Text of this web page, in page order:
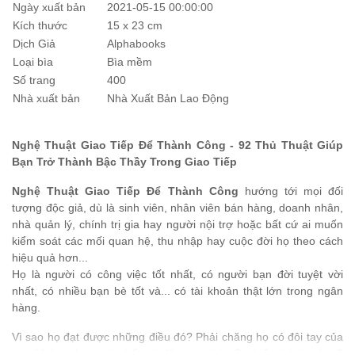
Ngày xuất bản
2021-05-15 00:00:00
Kích thước
15 x 23 cm
Dịch Giả
Alphabooks
Loại bìa
Bìa mềm
Số trang
400
Nhà xuất bản
Nhà Xuất Bản Lao Động
Nghệ Thuật Giao Tiếp Để Thành Công - 92 Thủ Thuật Giúp
Bạn Trở Thành Bậc Thầy Trong Giao Tiếp
Nghệ Thuật Giao Tiếp Để Thành Công hướng tới mọi đối
tượng độc giả, dù là sinh viên, nhân viên bán hàng ,doanh nhân
nhà quản lý , chính trị gia hay người nội trợ hoặc bất cứ ai muốn
kiểm soát các mối quan hệ, thu nhập hay cuộc đời họ theo cách
hiệu quả hơn...
Họ là người có công việc tốt nhất, có người bạn đời tuyệt vời
nhất, có nhiều bạn bè tốt và... có tài khoản thật lớn trong ngân
hàng.
Vì sao họ đạt được những điều đó? Phải chăng họ có đôi tay của